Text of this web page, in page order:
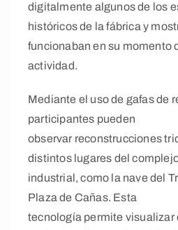
digitalmente algunos de los
históricos de la fábrica y
funcionaban en su momento
actividad.
Mediante el uso de gafas de
participantes pueden
observar reconstrucciones
distintos lugares del
industrial, como la nave del
Plaza de Cañas. Esta
tecnología permite visualizar